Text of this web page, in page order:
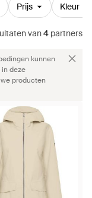
Prijs Kleur
van4 partners
kunnen
deze
producten